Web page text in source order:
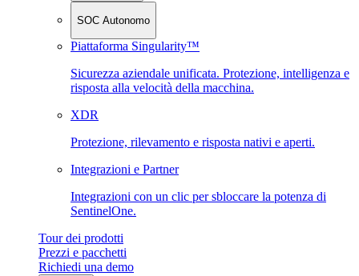
SOC Autonomo
Piattaforma Singularity™
Sicurezza aziendale unificata. Protezione, intelligenza e
risposta alla velocità della macchina.
XDR
Protezione, rilevamento e risposta nativi e aperti.
Integrazioni e Partner
Integrazioni con un clic per sbloccare la potenza di
SentinelOne.
Tour dei prodotti
Prezzi e pacchetti
Richiedi una demo